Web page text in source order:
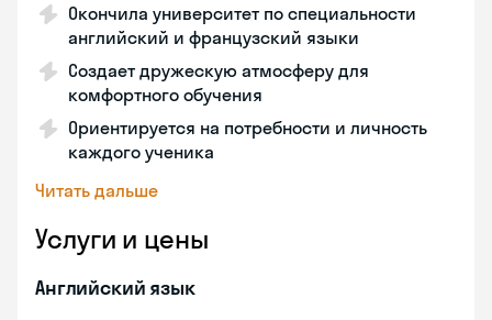
Окончила университет по специальности
английский и французский языки
Создает дружескую атмосферу для
комфортного обучения
Ориентируется на потребности и личность
каждого ученика
Читать дальше
Услуги и цены
Английский язык